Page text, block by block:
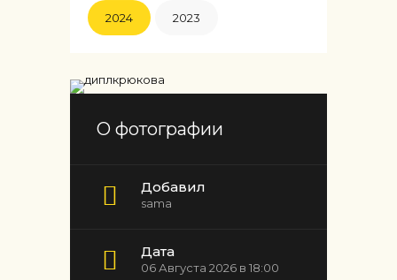
2024 2023
О фотографии
Добавил
sama
Дата
06 Августа 2026 в 18:00